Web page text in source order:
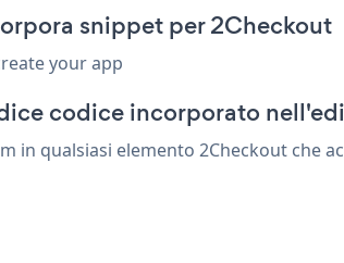
snippet per 2Checkout
your app
codice incorporato
in qualsiasi elemento 2Checkout che